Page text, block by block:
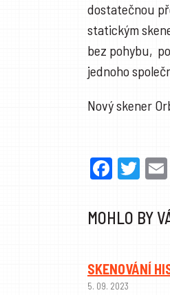
dostatečnou
statickým
bez pohybu,
jednoho
Nový skener
MOHLO BY
SKENOVÁNÍ
5. 09. 2023